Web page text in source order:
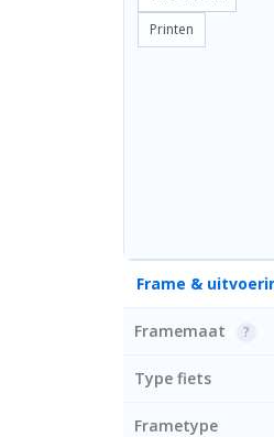
Printen
Frame &
Framemaat ?
Type fiets
Frametype